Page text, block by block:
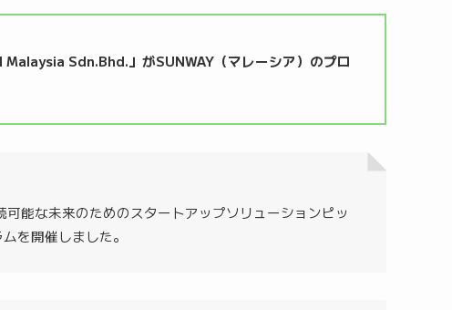
Sdn.Bhd.」がSUNWAY（マレーシア）のプロ
能な未来のためのスタートアップソリューションピッ
を開催しました。